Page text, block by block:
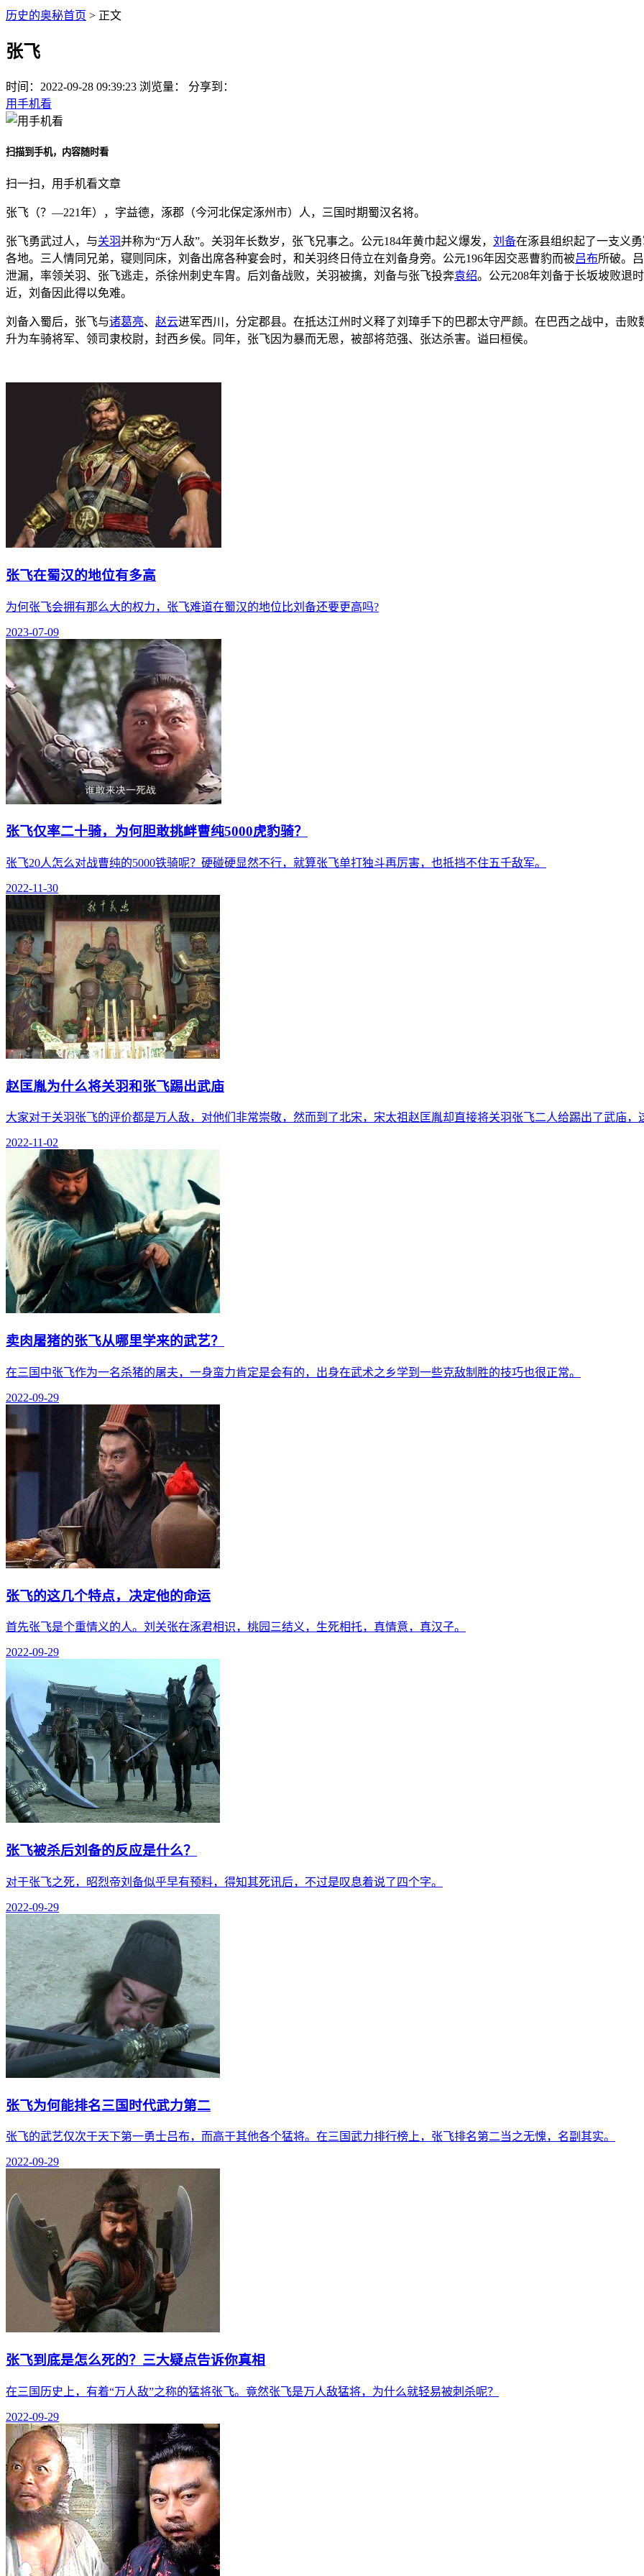
历史的奥秘首页 > 正文
张飞
时间： 2022-09-28 09:39:23 浏览量：
分享到：
用手机看
扫描到手机，内容随时看
扫一扫，用手机看文章
张飞（？—221年），字益德，涿郡（今河北保定涿州市）人，三国时期蜀汉名将。
张飞勇武过人，与关羽并称为“万人敌”。关羽年长数岁，张飞兄事之。公元184年黄巾起义爆发， 刘备在涿县组织起了一支义
各地。三人情同兄弟，寝则同床，刘备出席各种宴会时，和关羽终日侍立在刘备身旁。公元196年因交恶曹豹而被吕布所破。
泄漏，率领关羽、张飞逃走，杀徐州刺史车胄。后刘备战败，关羽被擒，刘备与张飞投奔袁绍。公元208年刘备于长坂坡败退
近，刘备因此得以免难。
刘备入蜀后，张飞与诸葛亮、 赵云进军西川，分定郡县。在抵达江州时义释了刘璋手下的巴郡太守严颜。在巴西之战中，击败
升为车骑将军、领司隶校尉，封西乡侯。同年，张飞因为暴而无恩，被部将范强、张达杀害。谥曰桓侯。
张飞在蜀汉的地位有多高
为何张飞会拥有那么大的权力，张飞难道在蜀汉的地位比刘备还要更高吗?
2023-07-09
张飞仅率二十骑，为何胆敢挑衅曹纯5000虎豹骑？
张飞20人怎么对战曹纯的5000铁骑呢？硬碰硬显然不行，就算张飞单打独斗再厉害，也抵挡不住五千敌军。
2022-11-30
赵匡胤为什么将关羽和张飞踢出武庙
大家对于关羽张飞的评价都是万人敌，对他们非常崇敬，然而到了北宋，宋太祖赵匡胤却直接将关羽张飞二人给踢出了武庙，
2022-11-02
卖肉屠猪的张飞从哪里学来的武艺？
在三国中张飞作为一名杀猪的屠夫，一身蛮力肯定是会有的，出身在武术之乡学到一些克敌制胜的技巧也很正常。
2022-09-29
张飞的这几个特点，决定他的命运
首先张飞是个重情义的人。刘关张在涿君相识，桃园三结义，生死相托，真情意，真汉子。
2022-09-29
张飞被杀后刘备的反应是什么？
对于张飞之死，昭烈帝刘备似乎早有预料，得知其死讯后，不过是叹息着说了四个字。
2022-09-29
张飞为何能排名三国时代武力第二
张飞的武艺仅次于天下第一勇士吕布，而高于其他各个猛将。在三国武力排行榜上，张飞排名第二当之无愧，名副其实。
2022-09-29
张飞到底是怎么死的？三大疑点告诉你真相
在三国历史上，有着“万人敌”之称的猛将张飞。竟然张飞是万人敌猛将，为什么就轻易被刺杀呢？
2022-09-29